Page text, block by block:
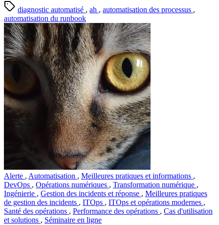
diagnostic automatisé , ah , automatisation des processus ,
automatisation du runbook
Alerte , Automatisation , Meilleures pratiques et informations ,
DevOps , Opérations numériques , Transformation numérique ,
Ingénierie , Gestion des incidents et réponse , Meilleures pratiques
de gestion des incidents , ITOps , ITOps et opérations modernes ,
Santé des opérations , Performance des opérations , Cas d'utilisation
et solutions , Séminaire en ligne